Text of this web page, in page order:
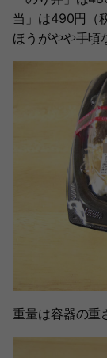
当」は490円（
ほうがやや手頃
重量は容器の重